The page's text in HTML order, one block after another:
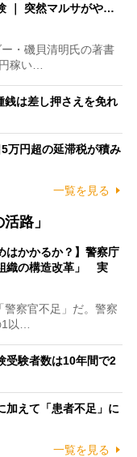
｜ 突然マルサがや…
・磯貝清明氏の著書
稼い…
は差し押さえを免れ
万円超の延滞税が積み
一覧を見る
路」
はかかるか？】警察庁
織の構造改革」 実
察官不足」だ。警察
以…
受験者数は10年間で2
加えて「患者不足」に
一覧を見る